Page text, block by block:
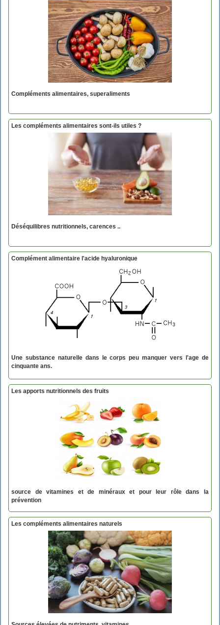
Compléments alimentaires, superaliments
Les compléments alimentaires sont-ils utiles ?
Déséquilibres nutritionnels, carences ..
Complément alimentaire l'acide hyaluronique
Une substance naturelle dans le corps peu manquer vers l'age de
cinquante ans.
Les apports nutritionnels des fruits
source de vitamines et de minéraux et pour leur rôle dans la
prévention
Les compléments alimentaires naturels